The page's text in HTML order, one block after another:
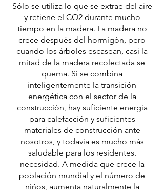
Sólo se utiliza lo que se extrae del aire
y retiene el CO2 durante mucho
tiempo en la madera. La madera no
crece después del hormigón, pero
cuando los árboles escasean, casi la
mitad de la madera recolectada se
quema. Si se combina
inteligentemente la transición
energética con el sector de la
construcción, hay suficiente energía
para calefacción y suficientes
materiales de construcción ante
nosotros, y todavía es mucho más
saludable para los residentes.
necesidad. A medida que crece la
población mundial y el número de
niños, aumenta naturalmente la